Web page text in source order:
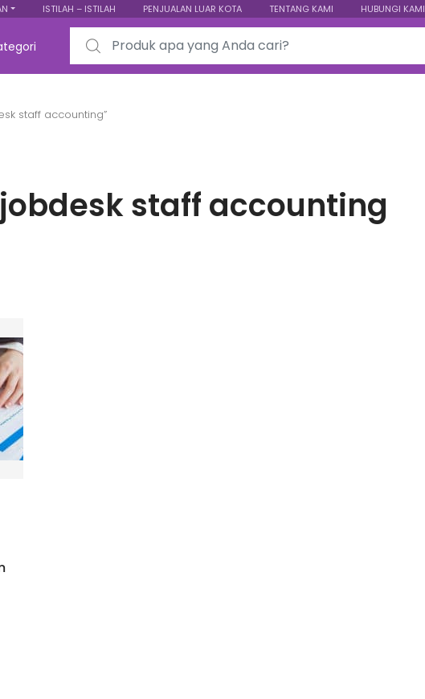
ISTILAH – ISTILAH PENJUALAN LUAR KOTA TENTANG KAMI HUBUNGI KAMI
Search for:
staff accounting”
jobdesk staff accounting